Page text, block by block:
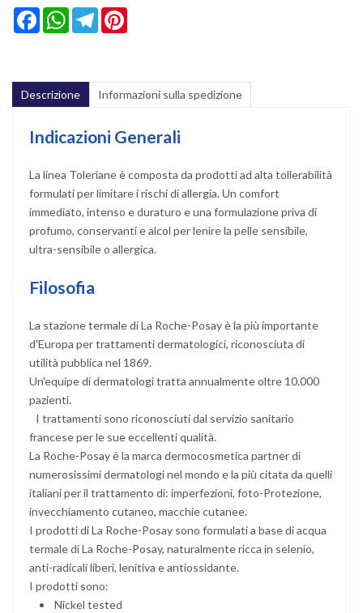
FacebookWhatsAppTelegram
Descrizione Informazioni sulla spedizione
Indicazioni Generali
La linea Toleriane è composta da prodotti ad alta tollerabilità
formulati per limitare i rischi di allergia. Un comfort
immediato, intenso e duraturo e una formulazione priva di
profumo, conservanti e alcol per lenire la pelle sensibile,
ultra-sensibile o allergica.
Filosofia
La stazione termale di La Roche-Posay è la più importante
d'Europa per trattamenti dermatologici, riconosciuta di
utilità pubblica nel 1869.
Un'equipe di dermatologi tratta annualmente oltre 10.000
pazienti.
I trattamenti sono riconosciuti dal servizio sanitario
francese per le sue eccellenti qualità.
La Roche-Posay è la marca dermocosmetica partner di
numerosissimi dermatologi nel mondo e la più citata da quelli
italiani per il trattamento di: imperfezioni, foto-Protezione,
invecchiamento cutaneo, macchie cutanee.
I prodotti di La Roche-Posay sono formulati a base di acqua
termale di La Roche-Posay, naturalmente ricca in selenio,
anti-radicali liberi, lenitiva e antiossidante.
I prodotti sono:
• Nickel tested